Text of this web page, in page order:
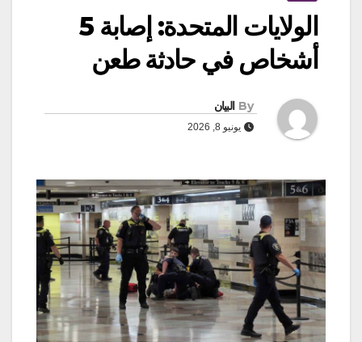
الولايات المتحدة: إصابة 5
أشخاص في حادثة طعن
By البيان
يونيو 8, 2026